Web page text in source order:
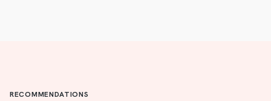
RECOMMENDATIONS